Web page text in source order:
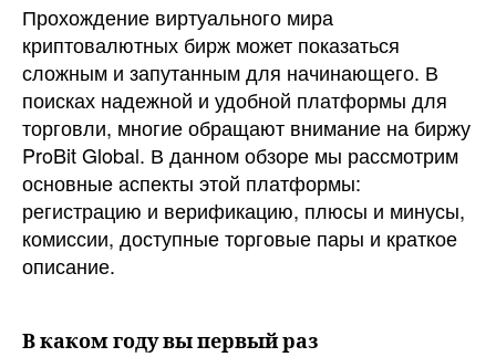
Прохождение виртуального мира
криптовалютных бирж может показаться
сложным и запутанным для начинающего. В
поисках надежной и удобной платформы для
торговли, многие обращают внимание на биржу
ProBit Global. В данном обзоре мы рассмотрим
основные аспекты этой платформы:
регистрацию и верификацию, плюсы и минусы,
комиссии, доступные торговые пары и краткое
описание.
В каком году вы первый раз